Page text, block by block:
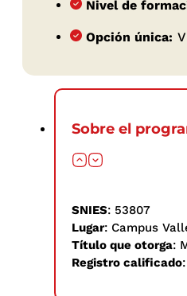
Nivel de
Opción única:
Sobre el
SNIES: 53807
Lugar: Campus
Título que otorga:
Registro calificado